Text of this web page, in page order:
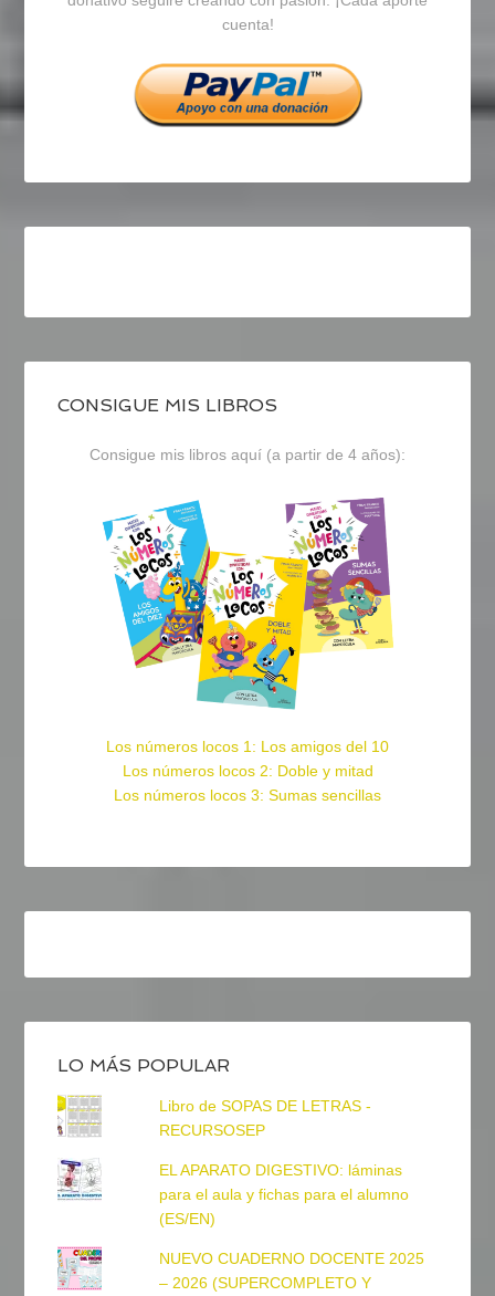
Facebook
Twitter
Instagram
cuenta!
CONSIGUE MIS LIBROS
Consigue mis libros aquí (a partir de 4 años):
Los números locos 1: Los amigos del 10
Los números locos 2: Doble y mitad
Los números locos 3: Sumas sencillas
LO MÁS POPULAR
Libro de SOPAS DE LETRAS -
RECURSOSEP
EL APARATO DIGESTIVO: láminas
para el aula y fichas para el alumno
(ES/EN)
NUEVO CUADERNO DOCENTE 2025
– 2026 (SUPERCOMPLETO Y